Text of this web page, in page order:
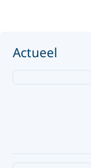
Actueel